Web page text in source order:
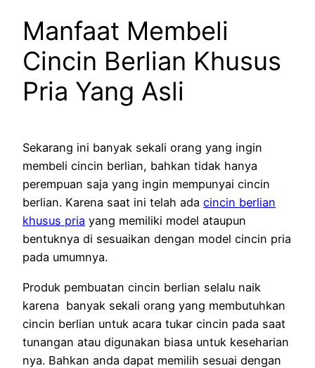
Manfaat Membeli
Cincin Berlian Khusus
Pria Yang Asli
Sekarang ini banyak sekali orang yang ingin
membeli cincin berlian, bahkan tidak hanya
perempuan saja yang ingin mempunyai cincin
berlian. Karena saat ini telah ada cincin berlian
khusus pria yang memiliki model ataupun
bentuknya di sesuaikan dengan model cincin pria
pada umumnya.
Produk pembuatan cincin berlian selalu naik
karena banyak sekali orang yang membutuhkan
cincin berlian untuk acara tukar cincin pada saat
tunangan atau digunakan biasa untuk keseharian
nya. Bahkan anda dapat memilih sesuai dengan